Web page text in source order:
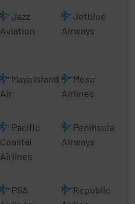
Jazz
Aviation
Jetblue
Airways
Maya Island
Air
Mesa
Airlines
Pacific
Coastal
Airlines
Peninsula
Airways
PSA
Republic